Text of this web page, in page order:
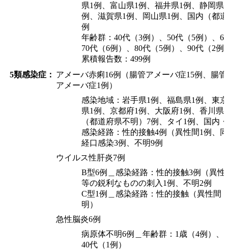
県1例、富山県1例、福井県1例、静岡県
例、滋賀県1例、岡山県1例、国内（都
例
年齢群：40代（3例）、50代（5例）、
70代（6例）、80代（5例）、90代（2例
累積報告数：499例
5類感染症： アメーバ赤痢16例（腸管アメーバ症15例、腸
アメーバ症1例）
感染地域：岩手県1例、福島県1例、東
県1例、京都府1例、大阪府1例、香川県
（都道府県不明）7例、タイ1例、国内
感染経路：性的接触4例（異性間1例、
経口感染3例、不明9例
ウイルス性肝炎7例
B型6例＿感染経路：性的接触3例（異性
等の鋭利なものの刺入1例、不明2例
C型1例＿感染経路：性的接触（異性間
明）
急性脳炎6例
病原体不明6例＿年齢群：1歳（4例）、
40代（1例）